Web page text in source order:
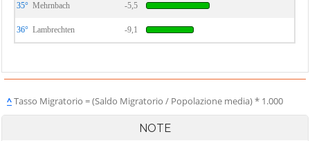
35° Mehrnbach -5,5
36° Lambrechten -9,1
^Tasso Migratorio = (Saldo Migratorio / Popolazione media) * 1.000
NOTE